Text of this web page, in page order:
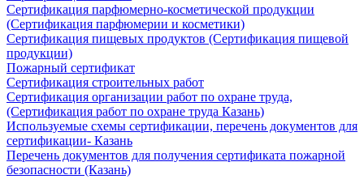
Сертификация парфюмерно-косметической продукции
(Сертификация парфюмерии и косметики)
Сертификация пищевых продуктов (Сертификация пищевой
продукции)
Пожарный сертификат
Сертификация строительных работ
Сертификация организации работ по охране труда,
(Сертификация работ по охране труда Казань)
Используемые схемы сертификации, перечень документов для
сертификации- Казань
Перечень документов для получения сертификата пожарной
безопасности (Казань)